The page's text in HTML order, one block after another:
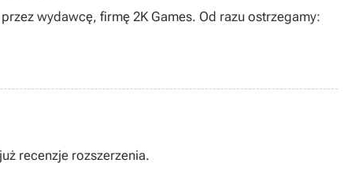
wydawcę, firmę 2K Games. Od razu ostrzegamy:
recenzje rozszerzenia.